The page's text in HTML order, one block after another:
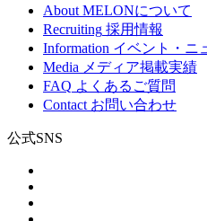
About MELONについて
Recruiting 採用情報
Information イベント・ニ
Media メディア掲載実績
FAQ よくあるご質問
Contact お問い合わせ
公式SNS